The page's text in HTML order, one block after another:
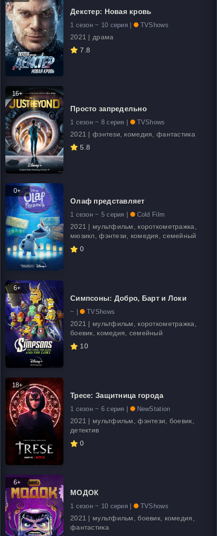
Декстер: Новая кровь
1 сезон ~ 10 серия | TVShows
2021 | драма
7.8
16+
Просто запредельно
1 сезон ~ 8 серия | TVShows
2021 | фэнтези, комедия, фантастика
5.8
0+
Олаф представляет
1 сезон ~ 5 серия | Cold Film
2021 | мультфильм, короткометражка,
мюзикл, фэнтези, комедия, семейный
0
6+
Симпсоны: Добро, Барт и Локи
~ | TVShows
2021 | мультфильм, короткометражка,
боевик, комедия, семейный
10
18+
Тресе: Защитница города
1 сезон ~ 6 серия | NewStation
2021 | мультфильм, фэнтези, боевик,
детектив
0
6+
МОДОК
1 сезон ~ 10 серия | TVShows
2021 | мультфильм, боевик, комедия,
фантастика